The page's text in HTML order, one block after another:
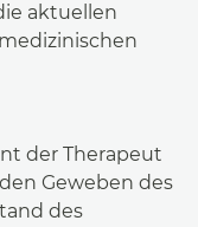
aktuellen
der Therapeut
Geweben des
des